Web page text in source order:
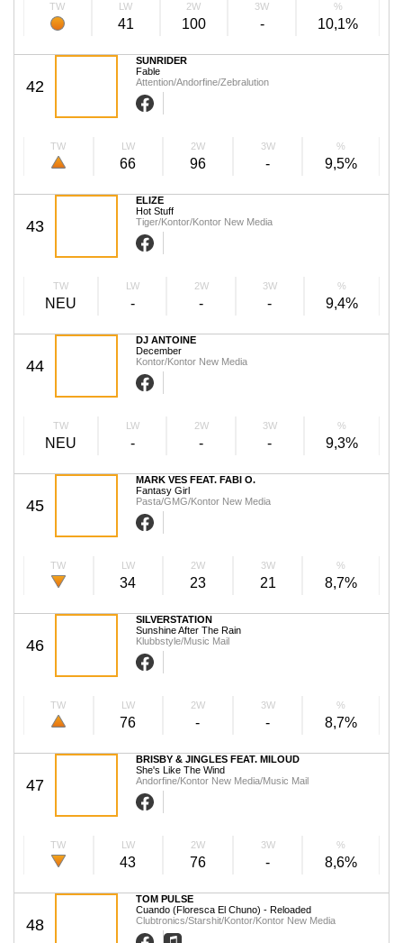
TW LW
41
2W
100
3W
-
%
10,1%
42
SUNRIDER
Fable
Attention/Andorfine/Zebralution
TW LW
66
2W
96
3W
-
%
9,5%
43
ELIZE
Hot Stuff
Tiger/Kontor/Kontor New Media
TW
NEU
LW
-
2W
-
3W
-
%
9,4%
44
DJ ANTOINE
December
Kontor/Kontor New Media
TW
NEU
LW
-
2W
-
3W
-
%
9,3%
45
MARK VES FEAT. FABI O.
Fantasy Girl
Pasta/GMG/Kontor New Media
TW LW
34
2W
23
3W
21
%
8,7%
46
SILVERSTATION
Sunshine After The Rain
Klubbstyle/Music Mail
TW LW
76
2W
-
3W
-
%
8,7%
47
BRISBY & JINGLES FEAT. MILOUD
She's Like The Wind
Andorfine/Kontor New Media/Music Mail
TW LW
43
2W
76
3W
-
%
8,6%
48
TOM PULSE
Cuando (Floresca El Chuno) - Reloaded
Clubtronics/Starshit/Kontor/Kontor New Media